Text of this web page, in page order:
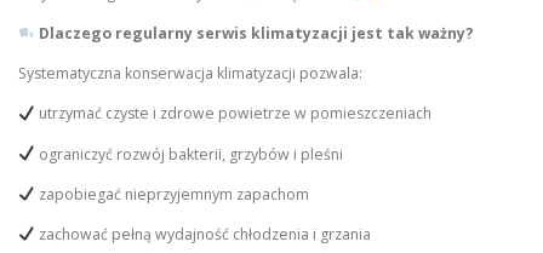
Dlaczego regularny serwis klimatyzacji jest tak ważny?
Systematyczna konserwacja klimatyzacji pozwala:
utrzymać czyste i zdrowe powietrze w pomieszczeniach
ograniczyć rozwój bakterii, grzybów i pleśni
zapobiegać nieprzyjemnym zapachom
zachować pełną wydajność chłodzenia i grzania